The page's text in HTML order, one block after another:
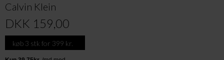
Calvin Klein
DKK 159,00
køb 3 stk for 399 kr.